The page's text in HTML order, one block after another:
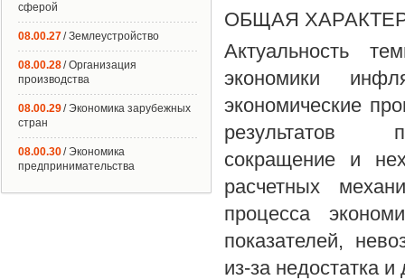
ОБЩАЯ
Актуальность
экономики
экономические
результатов
сокращение и
расчетных
процесса
показателей,
из-за недостатка
сферой
08.00.27/ Землеустройство
08.00.28/ Организация
производства
08.00.29/ Экономика зарубежных
стран
08.00.30/ Экономика
предпринимательства